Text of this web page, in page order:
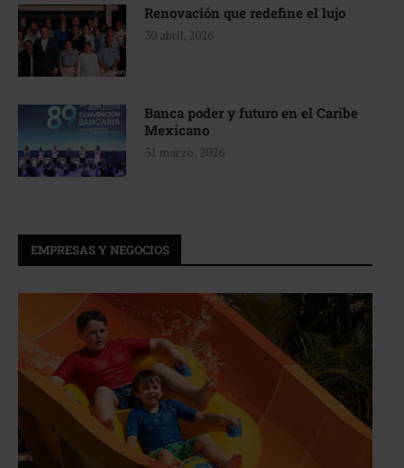
Renovación que redefine el lujo
30 abril, 2026
Banca poder y futuro en el Caribe
Mexicano
31 marzo, 2026
EMPRESAS Y NEGOCIOS